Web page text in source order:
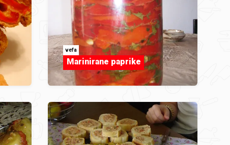
vefa
Marinirane paprike